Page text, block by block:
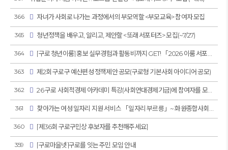
366 자녀가 사회로 나가는 과정에서의 부모역할 <부모교육> 참여자 모집
365 청년정책을 배우고, 알리고, 제안할 <또래 서포터즈> 모집(~7/27)
364 [구로 청년이룸] 홍보 실무경험과 활동비까지 GET! 「2026 이룸 서포터즈」 모집
363 제2회 구로구 예산편성 정책제안 공모(구로형 기본사회 아이디어 공모)
362 26 구로 사회적경제 아카데미 특강(사회연대경제기금)에 참여자를 모집합니다.
361 찾아가는 여성 일자리 지원 서비스 「일자리 부르릉」~ 화원종합사회복지관 6월29일
360 [제36회 구로구민상 후보자를 추천해주세요]
359 [구로마을넷]구로를 잇는 주민 모임 안내